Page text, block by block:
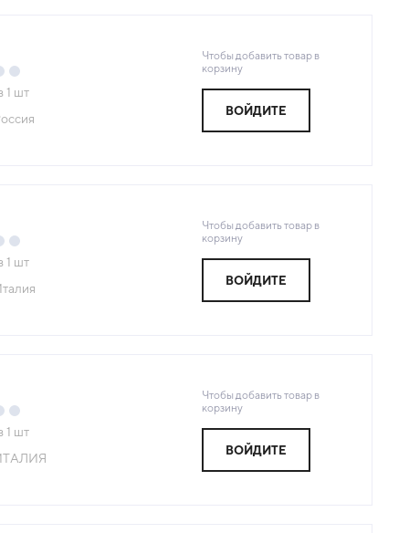
1 шт
Чтобы добавить товар в
корзину
ВОЙДИТЕ
1 шт
Чтобы добавить товар в
корзину
ВОЙДИТЕ
1 шт
Чтобы добавить товар в
корзину
ВОЙДИТЕ